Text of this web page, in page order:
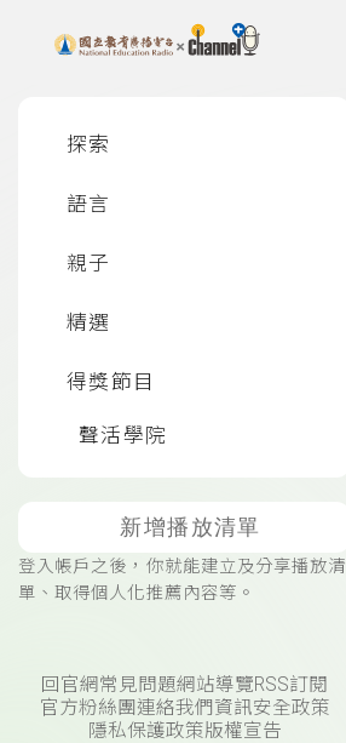
上方功能區塊
探索
語言
親子
精選
得獎節目
聲活學院
新增播放清單
登入帳戶之後，你就能建立及分享播放清
單、取得個人化推薦內容等。
回官網常見問題網站導覽RSS訂閱
官方粉絲團連絡我們 資訊安全政策
隱私保護政策版權宣告